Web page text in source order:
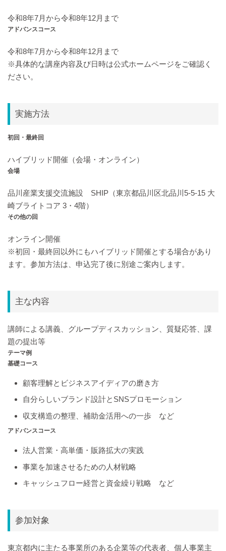
令和8年7月から令和8年12月まで
アドバンスコース
令和8年7月から令和8年12月まで
※具体的な講座内容及び日時は公式ホームページをご確認く
ださい。
実施方法
初回・最終回
ハイブリッド開催（会場・オンライン）
会場
品川産業支援交流施設 SHIP（東京都品川区北品川5-5-15 大
崎ブライトコア 3・4階）
その他の回
オンライン開催
※初回・最終回以外にもハイブリッド開催とする場合があり
ます。参加方法は、申込完了後に別途ご案内します。
主な内容
講師による講義、グループディスカッション、質疑応答、課
題の提出等
テーマ例
基礎コース
顧客理解とビジネスアイディアの磨き方
自分らしいブランド設計とSNSプロモーション
収支構造の整理、補助金活用への一歩 など
アドバンスコース
法人営業・高単価・販路拡大の実践
事業を加速させるための人材戦略
キャッシュフロー経営と資金繰り戦略 など
参加対象
東京都内に主たる事業所のある企業等の代表者、個人事業主